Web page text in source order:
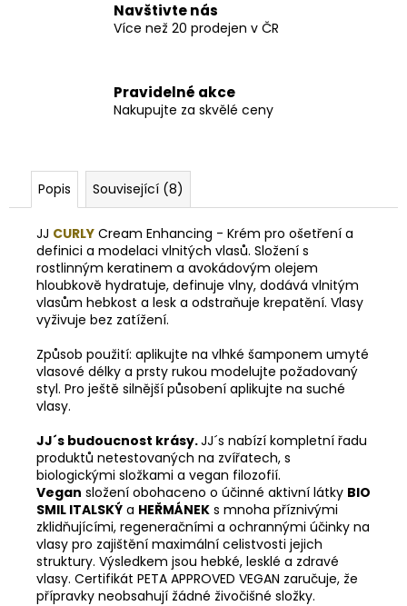
Navštivte nás
Více než 20 prodejen v ČR
Pravidelné akce
Nakupujte za skvělé ceny
Popis Související (8)
JJ CURLY Cream Enhancing - Krém pro ošetření a
definici a modelaci vlnitých vlasů. Složení s
rostlinným keratinem a avokádovým olejem
hloubkově hydratuje, definuje vlny, dodává vlnitým
vlasům hebkost a lesk a odstraňuje krepatění. Vlasy
vyživuje bez zatížení.
Způsob použití: aplikujte na vlhké šamponem umyté
vlasové délky a prsty rukou modelujte požadovaný
styl. Pro ještě silnější působení aplikujte na suché
vlasy.
JJ´s budoucnost krásy.JJ´s nabízí kompletní řadu
produktů netestovaných na zvířatech, s
biologickými složkami a vegan filozofií.
Vegan složení obohaceno o účinné aktivní látky BIO
SMIL ITALSKÝ a HEŘMÁNEK s mnoha příznivými
zklidňujícími, regeneračními a ochrannými účinky na
vlasy pro zajištění maximální celistvosti jejich
struktury. Výsledkem jsou hebké, lesklé a zdravé
vlasy. Certifikát PETA APPROVED VEGAN zaručuje, že
přípravky neobsahují žádné živočišné složky.